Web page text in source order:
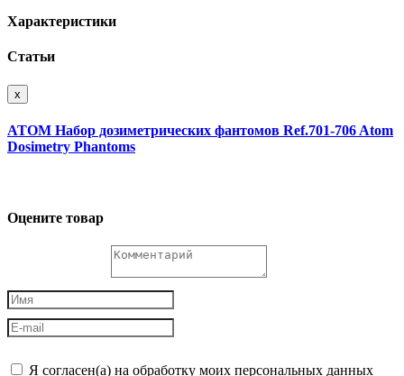
Характеристики
Статьи
x
АТОМ Набор дозиметрических фантомов Ref.701-706 Atom
Dosimetry Phantoms
Оцените товар
Я согласен(а) на обработку моих персональных данных